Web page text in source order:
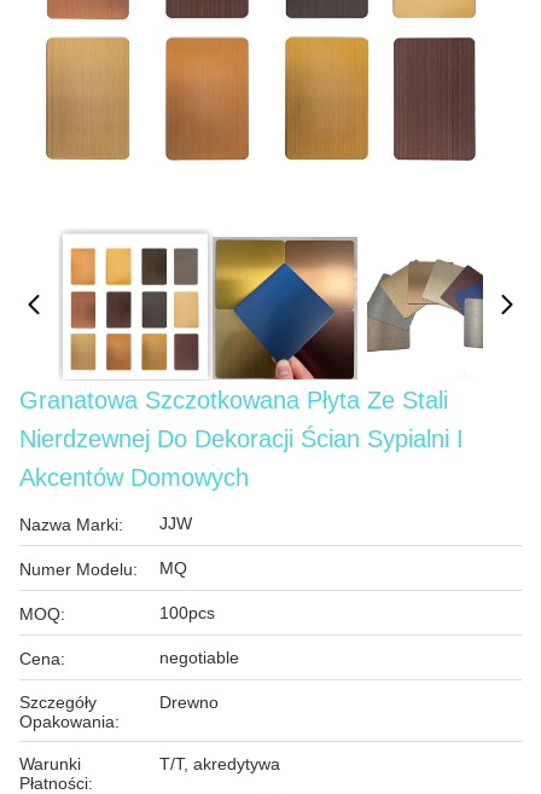
Granatowa Szczotkowana Płyta Ze Stali
Nierdzewnej Do Dekoracji Ścian Sypialni I
Akcentów Domowych
Nazwa Marki: JJW
Numer Modelu: MQ
MOQ: 100pcs
Cena: negotiable
Szczegóły
Opakowania:
Drewno
Warunki
Płatności:
T/T, akredytywa